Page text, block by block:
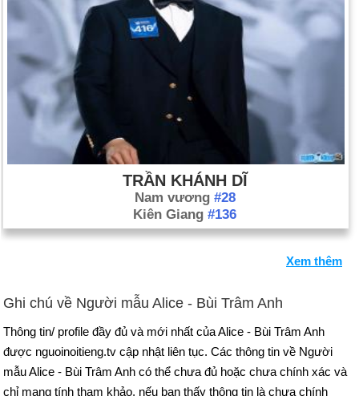
TRẦN KHÁNH DĨ
Nam vương #28
Kiên Giang #136
Xem thêm
Ghi chú về Người mẫu Alice - Bùi Trâm Anh
Thông tin/ profile đầy đủ và mới nhất của Alice - Bùi Trâm Anh
được nguoinoitieng.tv cập nhật liên tục. Các thông tin về Người
mẫu Alice - Bùi Trâm Anh có thể chưa đủ hoặc chưa chính xác và
chỉ mang tính tham khảo, nếu bạn thấy thông tin là chưa chính